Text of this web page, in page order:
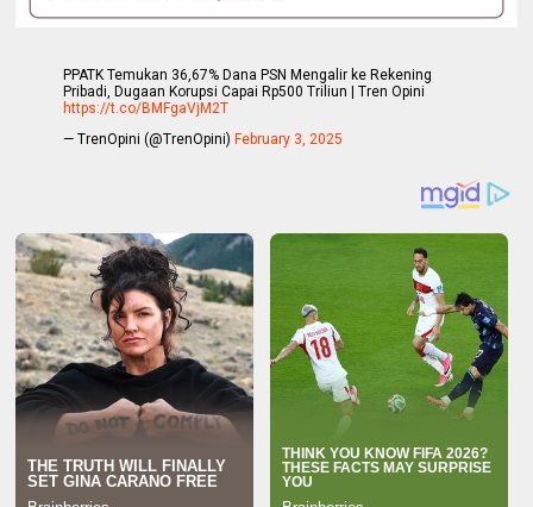
PPATK Temukan 36,67% Dana PSN Mengalir ke Rekening
Pribadi, Dugaan Korupsi Capai Rp500 Triliun | Tren Opini
https://t.co/BMFgaVjM2T
— TrenOpini (@TrenOpini) February 3, 2025